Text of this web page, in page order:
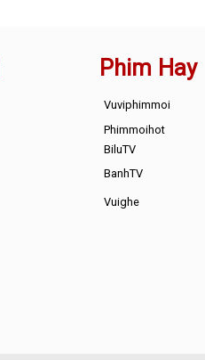
Phim Hay
Vuviphimmoi
Phimmoihot
BiluTV
BanhTV
Vuighe